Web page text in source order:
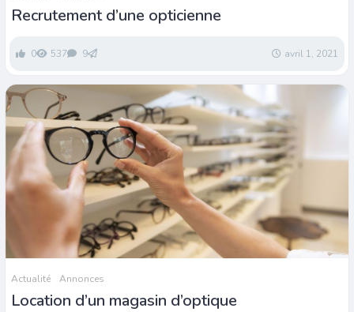
Recrutement d’une opticienne
0 537 9 avril 1, 2021
Actualité Annonces
Location d’un magasin d’optique